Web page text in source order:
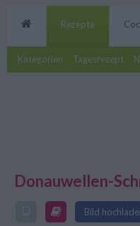
Rezepte
Kategorien Tagesrezept
Donauwellen-
Bild